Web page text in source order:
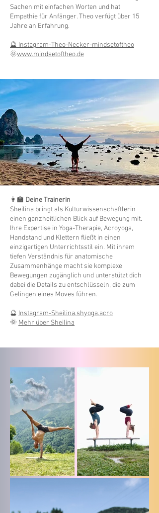
Sachen mit einfachen Worten und hat
Empathie für Anfänger. Theo verfügt über 15
Jahre an Erfahrung.
🔮 Instagram-Theo-Necker-mindsetoftheo
🌞www.mindsetoftheo.de
👩‍🏫 Deine Trainerin
Sheilina bringt als Kulturwissenschaftlerin
einen ganzheitlichen Blick auf Bewegung mit.
Ihre Expertise in Yoga-Therapie, Acroyoga,
Handstand und Klettern fließt in einen
einzigartigen Unterrichtsstil ein. Mit ihrem
tiefen Verständnis für anatomische
Zusammenhänge macht sie komplexe
Bewegungen zugänglich und unterstützt dich
dabei die Details zu entschlüsseln, die zum
Gelingen eines Moves führen.
🔮 Instagram-Sheilina.shyoga.acro
🌞 Mehr über Sheilina